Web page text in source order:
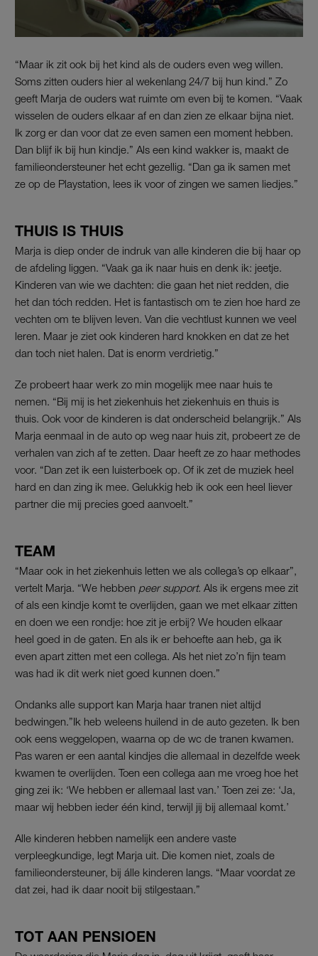
“Maar ik zit ook bij het kind als de ouders even weg willen.
Soms zitten ouders hier al wekenlang 24/7 bij hun kind.” Zo
geeft Marja de ouders wat ruimte om even bij te komen. “Vaak
wisselen de ouders elkaar af en dan zien ze elkaar bijna niet.
Ik zorg er dan voor dat ze even samen een moment hebben.
Dan blijf ik bij hun kindje.” Als een kind wakker is, maakt de
familieondersteuner het echt gezellig. “Dan ga ik samen met
ze op de Playstation, lees ik voor of zingen we samen liedjes.”
THUIS IS THUIS
Marja is diep onder de indruk van alle kinderen die bij haar op
de afdeling liggen. “Vaak ga ik naar huis en denk ik: jeetje.
Kinderen van wie we dachten: die gaan het niet redden, die
het dan tóch redden. Het is fantastisch om te zien hoe hard ze
vechten om te blijven leven. Van die vechtlust kunnen we veel
leren. Maar je ziet ook kinderen hard knokken en dat ze het
dan toch niet halen. Dat is enorm verdrietig.”
Ze probeert haar werk zo min mogelijk mee naar huis te
nemen. “Bij mij is het ziekenhuis het ziekenhuis en thuis is
thuis. Ook voor de kinderen is dat onderscheid belangrijk.” Als
Marja eenmaal in de auto op weg naar huis zit, probeert ze de
verhalen van zich af te zetten. Daar heeft ze zo haar methodes
voor. “Dan zet ik een luisterboek op. Of ik zet de muziek heel
hard en dan zing ik mee. Gelukkig heb ik ook een heel liever
partner die mij precies goed aanvoelt.”
TEAM
“Maar ook in het ziekenhuis letten we als collega’s op elkaar”,
vertelt Marja. “We hebben peer support. Als ik ergens mee zit
of als een kindje komt te overlijden, gaan we met elkaar zitten
en doen we een rondje: hoe zit je erbij? We houden elkaar
heel goed in de gaten. En als ik er behoefte aan heb, ga ik
even apart zitten met een collega. Als het niet zo’n fijn team
was had ik dit werk niet goed kunnen doen.”
Ondanks alle support kan Marja haar tranen niet altijd
bedwingen.”Ik heb weleens huilend in de auto gezeten. Ik ben
ook eens weggelopen, waarna op de wc de tranen kwamen.
Pas waren er een aantal kindjes die allemaal in dezelfde week
kwamen te overlijden. Toen een collega aan me vroeg hoe het
ging zei ik: ‘We hebben er allemaal last van.’ Toen zei ze: ‘Ja,
maar wij hebben ieder één kind, terwijl jij bij allemaal komt.’
Alle kinderen hebben namelijk een andere vaste
verpleegkundige, legt Marja uit. Die komen niet, zoals de
familieondersteuner, bij álle kinderen langs. “Maar voordat ze
dat zei, had ik daar nooit bij stilgestaan.”
TOT AAN PENSIOEN